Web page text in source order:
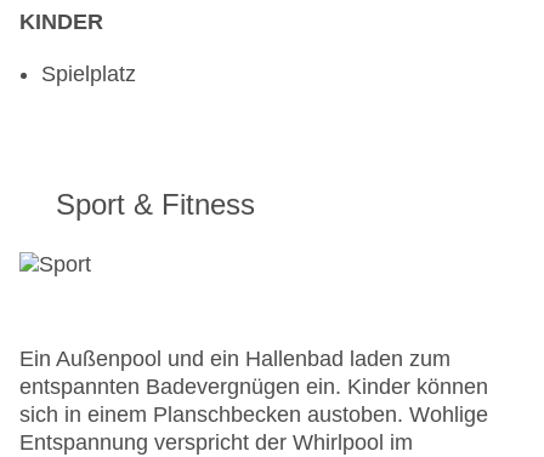
KINDER
Spielplatz
Sport & Fitness
Ein Außenpool und ein Hallenbad laden zum
entspannten Badevergnügen ein. Kinder können
sich in einem Planschbecken austoben. Wohlige
Entspannung verspricht der Whirlpool im